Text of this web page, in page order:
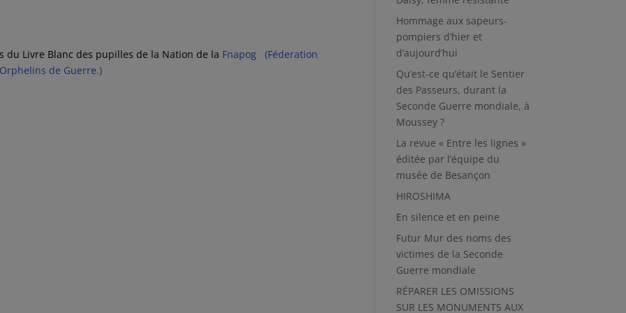
du Livre Blanc des pupilles de la Nation de la Fnapog (Féderation
de Guerre.)
Hommage aux sapeurs-
pompiers d’hier et
d’aujourd’hui
Qu’est-ce qu’était le Sentier
des Passeurs, durant la
Seconde Guerre mondiale, à
Moussey ?
La revue « Entre les lignes »
éditée par l’équipe du
musée de Besançon
HIROSHIMA
En silence et en peine
Futur Mur des noms des
victimes de la Seconde
Guerre mondiale
RÉPARER LES OMISSIONS
SUR LES MONUMENTS AUX